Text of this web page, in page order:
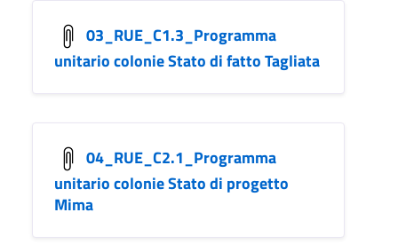
03_RUE_C1.3_Programma
unitario colonie Stato di fatto Tagliata
04_RUE_C2.1_Programma
unitario colonie Stato di progetto
Mima